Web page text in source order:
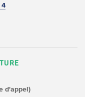
4
d'appel)